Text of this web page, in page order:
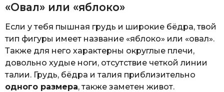
«Овал» или «яблоко»
Если у тебя пышная грудь и широкие бёдра, твой
тип фигуры имеет название «яблоко» или «овал».
Также для него характерны округлые плечи,
довольно худые ноги, отсутствие четкой линии
талии. Грудь, бёдра и талия приблизительно
одного размера, также заметен живот.